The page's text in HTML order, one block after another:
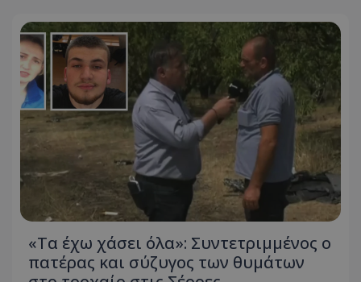
«Τα έχω χάσει όλα»: Συντετριμμένος ο
πατέρας και σύζυγος των θυμάτων